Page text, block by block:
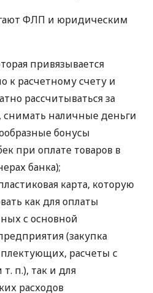
ФЛП и юридическим
привязывается
к расчетному счету и
рассчитываться за
снимать наличные деньги
бонусы
при оплате товаров в
банка);
карта, которую
как для оплаты
с основной
(закупка
расчеты с
т. п.), так и для
расходов